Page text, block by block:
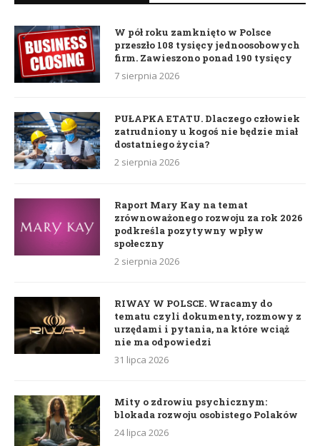
W pół roku zamknięto w Polsce
przeszło 108 tysięcy jednoosobowych
firm. Zawieszono ponad 190 tysięcy
7 sierpnia 2026
PUŁAPKA ETATU. Dlaczego człowiek
zatrudniony u kogoś nie będzie miał
dostatniego życia?
2 sierpnia 2026
Raport Mary Kay na temat
zrównoważonego rozwoju za rok 2026
podkreśla pozytywny wpływ
społeczny
2 sierpnia 2026
RIWAY W POLSCE. Wracamy do
tematu czyli dokumenty, rozmowy z
urzędami i pytania, na które wciąż
nie ma odpowiedzi
31 lipca 2026
Mity o zdrowiu psychicznym:
blokada rozwoju osobistego Polaków
24 lipca 2026